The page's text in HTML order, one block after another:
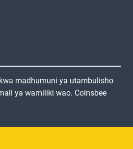
madhumuni ya utambulisho
ya wamiliki wao. Coinsbee